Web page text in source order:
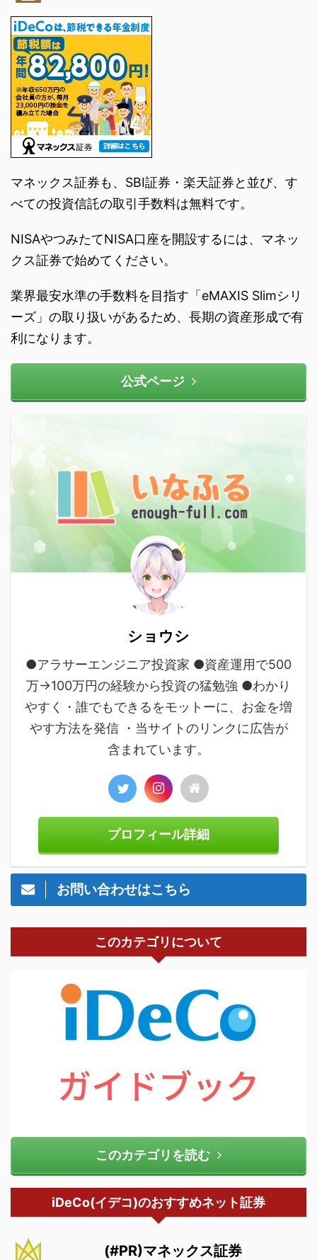
マネックス証券も、SBI証券・楽天証券と並び、す
べての投資信託の取引手数料は無料です。
NISAやつみたてNISA口座を開設するには、マネッ
クス証券で始めてください。
業界最安水準の手数料を目指す「eMAXIS Slimシリ
ーズ」の取り扱いがあるため、長期の資産形成で有
利になります。
公式ページ
ショウシ
●アラサーエンジニア投資家 ●資産運用で500
万→100万円の経験から投資の猛勉強 ●わかり
やすく・誰でもできるをモットーに、お金を増
やす方法を発信 ・当サイトのリンクに広告が
含まれています。
プロフィール詳細
お問い合わせはこちら
このカテゴリについて
このカテゴリを読む
iDeCo(イデコ)のおすすめネット証券
(#PR)マネックス証券